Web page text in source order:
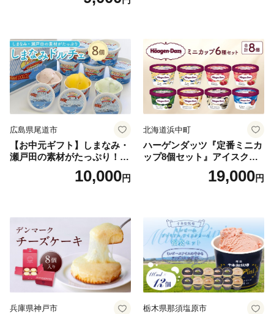
広島県尾道市
【お中元ギフト】しまなみ・
瀬戸田の素材がたっぷり！ジ
10,000円
北海道浜中町
ハーゲンダッツ『定番ミニカ
ップ8個セット』アイスクリ
ーム アイス スイーツ デザー
19,000円
兵庫県神戸市 栃木県那須塩原市